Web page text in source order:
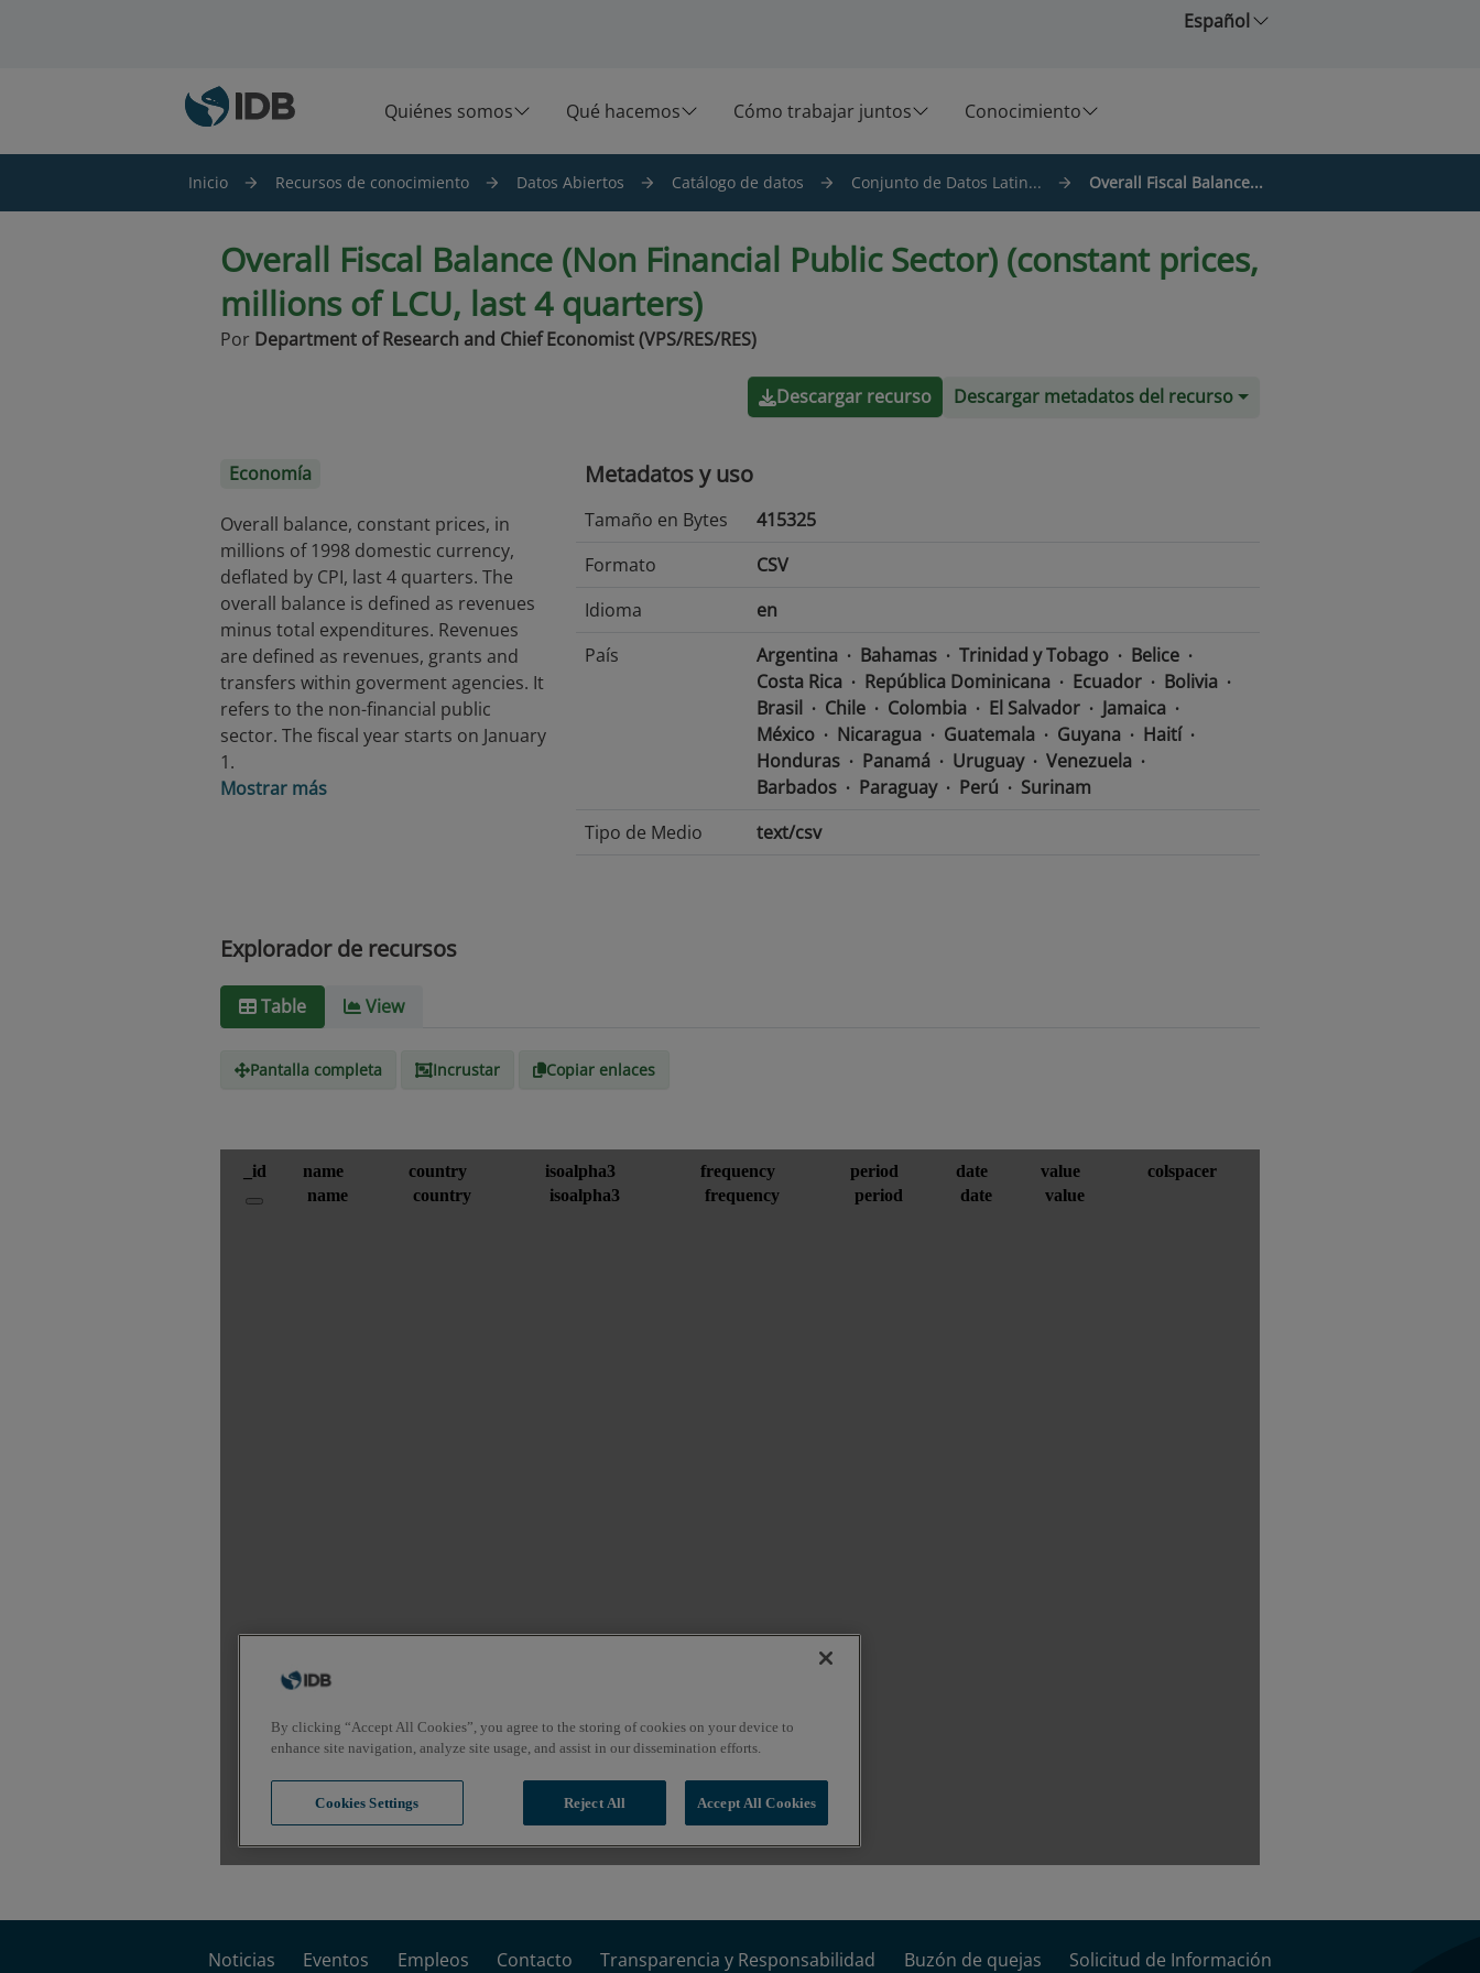
Español
Quiénes somos Qué hacemos Cómo trabajar juntos Conocimiento
Inicio Recursos de conocimiento Datos Abiertos Catálogo de datos Conjunto de Datos Latin... Overall Fiscal Balance...
Overall Fiscal Balance (Non Financial Public Sector) (constant prices,
millions of LCU, last 4 quarters)
Por Department of Research and Chief Economist (VPS/RES/RES)
Descargar recurso Descargar metadatos del recurso
Economía
Overall balance, constant prices, in
millions of 1998 domestic currency,
deflated by CPI, last 4 quarters. The
overall balance is defined as revenues
minus total expenditures. Revenues
are defined as revenues, grants and
transfers within goverment agencies. It
refers to the non-financial public
sector. The fiscal year starts on January
1.
Mostrar más
Metadatos y uso
Tamaño en Bytes
415325
Formato
CSV
Idioma
en
País
Argentina Bahamas Trinidad y Tobago
Belice
Costa Rica
República Dominicana Ecuador
Bolivia
Brasil
Chile Colombia El Salvador
Jamaica
México
Nicaragua Guatemala Guyana
Haití
Honduras
Panamá Uruguay
Venezuela
Barbados
Paraguay Perú
Surinam
Tipo de Medio
text/csv
Explorador de recursos
Table View
Pantalla completa Incrustar Copiar enlaces
Noticias Eventos Empleos Contacto Transparencia y Responsabilidad Buzón de quejas Solicitud de Información